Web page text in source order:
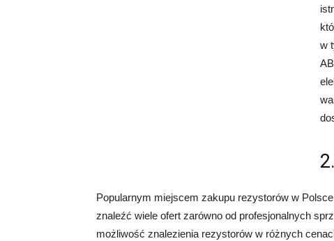
w
Popularnym miejscem zakupu rezystorów w
znaleźć wiele ofert zarówno od profesjonalnych
możliwość znalezienia rezystorów w różnych